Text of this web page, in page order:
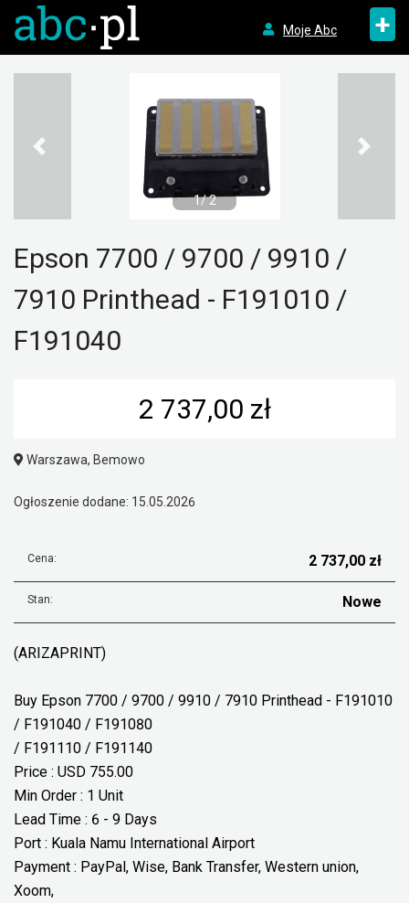
Moje Abc +
1/ 2
Epson 7700 / 9700 / 9910 /
7910 Printhead - F191010 /
F191040
2 737,00 zł
Warszawa, Bemowo
Ogłoszenie dodane: 15.05.2026
Cena: 2 737,00 zł
Stan: Nowe
(ARIZAPRINT)
Buy Epson 7700 / 9700 / 9910 / 7910 Printhead - F191010
/ F191040 / F191080
/ F191110 / F191140
Price : USD 755.00
Min Order : 1 Unit
Lead Time : 6 - 9 Days
Port : Kuala Namu International Airport
Payment : PayPal, Wise, Bank Transfer, Western union,
Xoom,